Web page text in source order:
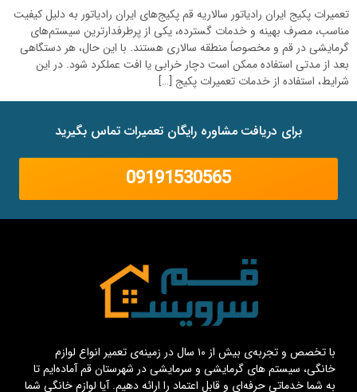
تعمیرات پکیج ایران رادیاتور سالاریه قم پکیج‌های ایران رادیاتور به دلیل کیفیت
مناسب، مصرف بهینه و خدمات گسترده، یکی از پرطرفدارترین سیستم‌های
گرمایشی در قم و مخصوصاً منطقه سالاری هستند. با این حال، هر دستگاهی
بعد از مدتی استفاده ممکن است دچار خرابی یا افت عملکرد شود. در این
شرایط، استفاده از خدمات تعمیرات پکیج […]
برای دریافت مشاوره رایگان تعمیرات تماس بگیرید
09191530565
با تخصص و تجربه‌ی بیش از ۱۰ سال در زمینه‌ی تعمیر انواع لوازم
خانگی، سیستم های گرمایشی و سرمایشی در شهرستان قم آماده‌ایم تا
به شما خدماتی حرفه‌ای و قابل اعتماد را ارائه دهیم. آیا لوازم خانگی شما